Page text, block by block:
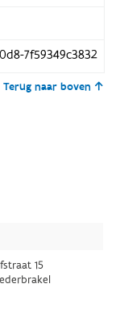
7f59349c3832
Terug naar boven
15